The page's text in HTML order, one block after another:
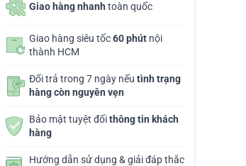
Giao hàng nhanh toàn quốc
Giao hàng siêu tốc60 phút nội
thành HCM
Đổi trả trong 7 ngày nếu tình trạng
hàng còn nguyên vẹn
Bảo mật tuyệt đốithông tin khách
hàng
Hướng dẫn sử dụng & giải đáp thắc